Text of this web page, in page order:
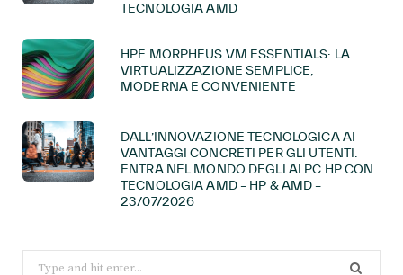
TECNOLOGIA AMD
HPE MORPHEUS VM ESSENTIALS: LA
VIRTUALIZZAZIONE SEMPLICE,
MODERNA E CONVENIENTE
DALL’INNOVAZIONE TECNOLOGICA AI
VANTAGGI CONCRETI PER GLI UTENTI.
ENTRA NEL MONDO DEGLI AI PC HP CON
TECNOLOGIA AMD – HP & AMD –
23/07/2026